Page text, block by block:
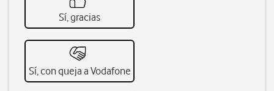
Sí, gracias
Sí, con queja a Vodafone